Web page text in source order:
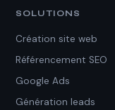
SOLUTIONS
Création site web
Référencement SEO
Google Ads
Génération leads